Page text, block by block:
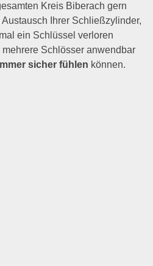
Kreis Biberach gern
Ihrer Schließzylinder,
ein Schlüssel verloren
Schlösser anwendbar
sicher fühlen können.